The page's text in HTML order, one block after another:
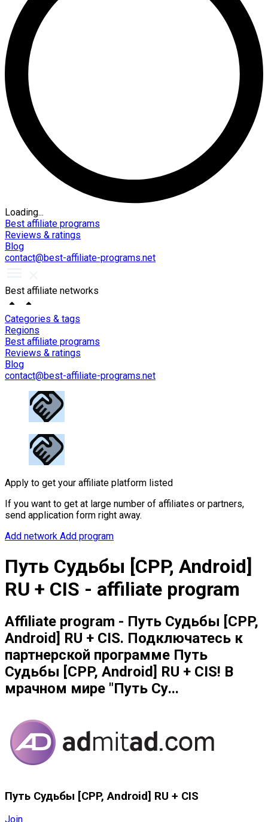
Loading...
Best affiliate programs
Reviews & ratings
Blog
contact@best-affiliate-programs.net
Best affiliate networks
Categories & tags
Regions
Best affiliate programs
Reviews & ratings
Blog
contact@best-affiliate-programs.net
Apply to get your affiliate platform listed
If you want to get at large number of affiliates or partners,
send application form right away.
Add network Add program
Путь Судьбы [CPP, Android]
RU + CIS - affiliate program
Affiliate program - Путь Судьбы [CPP,
Android] RU + CIS. Подключатесь к
партнерской программе Путь
Судьбы [CPP, Android] RU + CIS! В
мрачном мире "Путь Су...
Путь Судьбы [CPP, Android] RU + CIS
Join